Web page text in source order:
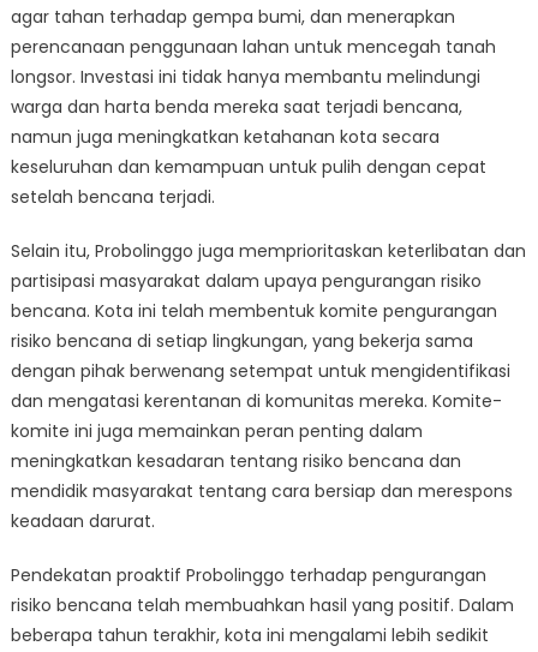
agar tahan terhadap gempa bumi, dan menerapkan
perencanaan penggunaan lahan untuk mencegah tanah
longsor. Investasi ini tidak hanya membantu melindungi
warga dan harta benda mereka saat terjadi bencana,
namun juga meningkatkan ketahanan kota secara
keseluruhan dan kemampuan untuk pulih dengan cepat
setelah bencana terjadi.
Selain itu, Probolinggo juga memprioritaskan keterlibatan dan
partisipasi masyarakat dalam upaya pengurangan risiko
bencana. Kota ini telah membentuk komite pengurangan
risiko bencana di setiap lingkungan, yang bekerja sama
dengan pihak berwenang setempat untuk mengidentifikasi
dan mengatasi kerentanan di komunitas mereka. Komite-
komite ini juga memainkan peran penting dalam
meningkatkan kesadaran tentang risiko bencana dan
mendidik masyarakat tentang cara bersiap dan merespons
keadaan darurat.
Pendekatan proaktif Probolinggo terhadap pengurangan
risiko bencana telah membuahkan hasil yang positif. Dalam
beberapa tahun terakhir, kota ini mengalami lebih sedikit